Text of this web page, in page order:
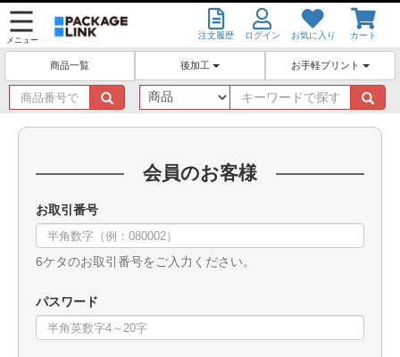
メニュー 注文履歴 ログイン お気に入り カート
商品一覧 後加工 お手軽プリント
商
品
番
キ
ー
ワ
会員のお客様
お取引番号
6ケタのお取引番号をご入力ください。
パスワード